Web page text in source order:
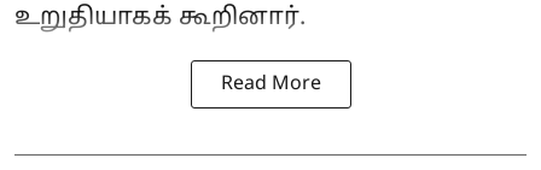
உறுதியாகக் கூறினார்.
Read More